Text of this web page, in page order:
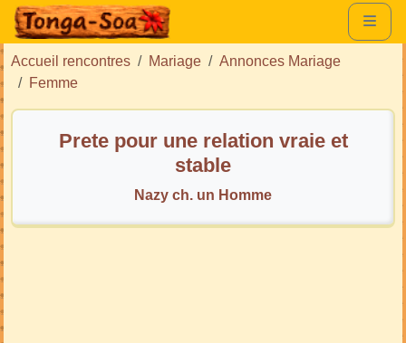
Accueil rencontres Mariage
Annonces Mariage
Femme
Prete pour une relation vraie et
stable
Nazy ch. un Homme